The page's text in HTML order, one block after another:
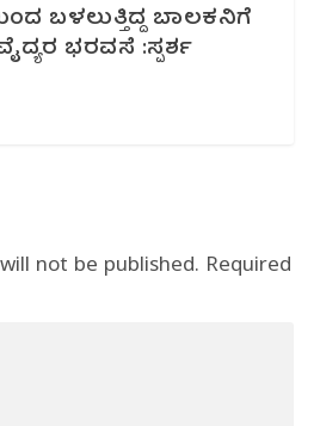
ಬಳಲುತ್ತಿದ್ದ ಬಾಲಕನಿಗೆ
ಭರವಸೆ :ಸ್ಪರ್ಶ
not be published. Required